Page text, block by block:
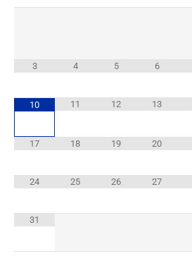
3 4 5 6
10 11 12 13
17 18 19 20
24 25 26 27
31